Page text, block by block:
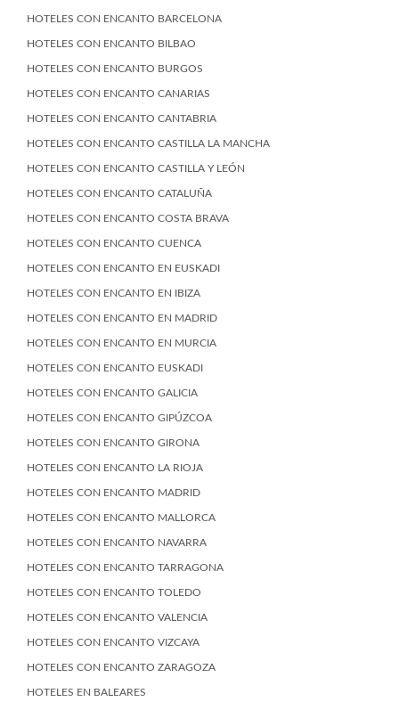
HOTELES CON ENCANTO BARCELONA
HOTELES CON ENCANTO BILBAO
HOTELES CON ENCANTO BURGOS
HOTELES CON ENCANTO CANARIAS
HOTELES CON ENCANTO CANTABRIA
HOTELES CON ENCANTO CASTILLA LA MANCHA
HOTELES CON ENCANTO CASTILLA Y LEÓN
HOTELES CON ENCANTO CATALUÑA
HOTELES CON ENCANTO COSTA BRAVA
HOTELES CON ENCANTO CUENCA
HOTELES CON ENCANTO EN EUSKADI
HOTELES CON ENCANTO EN IBIZA
HOTELES CON ENCANTO EN MADRID
HOTELES CON ENCANTO EN MURCIA
HOTELES CON ENCANTO EUSKADI
HOTELES CON ENCANTO GALICIA
HOTELES CON ENCANTO GIPÚZCOA
HOTELES CON ENCANTO GIRONA
HOTELES CON ENCANTO LA RIOJA
HOTELES CON ENCANTO MADRID
HOTELES CON ENCANTO MALLORCA
HOTELES CON ENCANTO NAVARRA
HOTELES CON ENCANTO TARRAGONA
HOTELES CON ENCANTO TOLEDO
HOTELES CON ENCANTO VALENCIA
HOTELES CON ENCANTO VIZCAYA
HOTELES CON ENCANTO ZARAGOZA
HOTELES EN BALEARES